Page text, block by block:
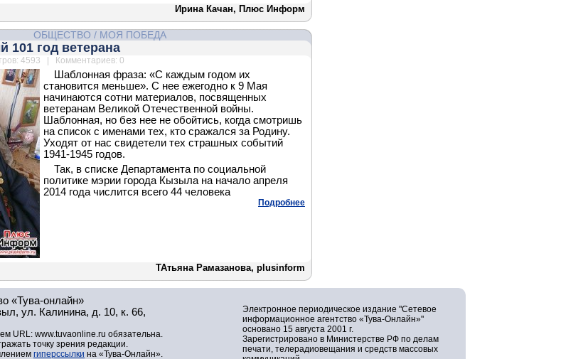
Ирина Качан, Плюс Информ
ОБЩЕСТВО / МОЯ ПОБЕДА
101 год ветерана
4593 | Комментариев: 0
Шаблонная фраза: «С каждым годом их
становится меньше». С нее ежегодно к 9 Мая
начинаются сотни материалов, посвященных
ветеранам Великой Отечественной войны.
Шаблонная, но без нее не обойтись, когда смотришь
на список с именами тех, кто сражался за Родину.
Уходят от нас свидетели тех страшных событий
1941-1945 годов.
Так, в списке Департамента по социальной
политике мэрии города Кызыла на начало апреля
2014 года числится всего 44 человека
Подробнее
ТАтьяна Рамазанова, plusinform
«Тува-онлайн»
ул. Калинина, д. 10, к. 66,
URL: www.tuvaonline.ru обязательна.
точку зрения редакции.
гиперссылки на «Тува-Онлайн».
Электронное периодическое издание "Сетевое
информационное агентство «Тува-Онлайн»"
основано 15 августа 2001 г.
Зарегистрировано в Министерстве РФ по делам
печати, телерадиовещания и средств массовых